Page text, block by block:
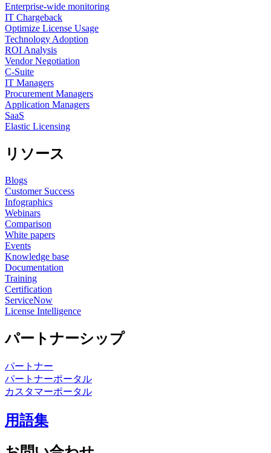
Enterprise-wide monitoring
IT Chargeback
Optimize License Usage
Technology Adoption
ROI Analysis
Vendor Negotiation
C-Suite
IT Managers
Procurement Managers
Application Managers
SaaS
Elastic Licensing
リソース
Blogs
Customer Success
Infographics
Webinars
Comparison
White papers
Events
Knowledge base
Documentation
Training
Certification
ServiceNow
License Intelligence
パートナーシップ
パートナー
パートナーポータル
カスタマーポータル
用語集